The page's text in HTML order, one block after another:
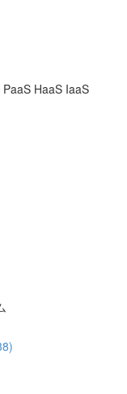
HaaS IaaS